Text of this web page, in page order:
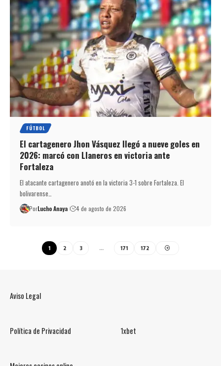
FÚTBOL
El cartagenero Jhon Vásquez llegó a nueve goles en
2026: marcó con Llaneros en victoria ante
Fortaleza
El atacante cartagenero anotó en la victoria 3-1 sobre Fortaleza. El
bolivarense…
PorLucho Anaya 4 de agosto de 2026
1 2 3 … 171 172
Aviso Legal
Política de Privacidad 1xbet